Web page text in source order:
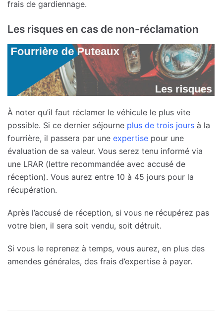
frais de gardiennage.
Les risques en cas de non-réclamation
À noter qu’il faut réclamer le véhicule le plus vite
possible. Si ce dernier séjourne plus de trois jours à la
fourrière, il passera par une expertise pour une
évaluation de sa valeur. Vous serez tenu informé via
une LRAR (lettre recommandée avec accusé de
réception). Vous aurez entre 10 à 45 jours pour la
récupération.
Après l’accusé de réception, si vous ne récupérez pas
votre bien, il sera soit vendu, soit détruit.
Si vous le reprenez à temps, vous aurez, en plus des
amendes générales, des frais d’expertise à payer.